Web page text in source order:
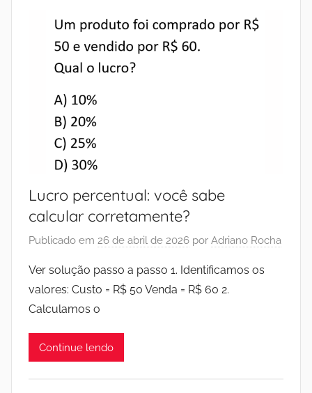
Lucro percentual: você sabe
calcular corretamente?
Publicado em 26 de abril de 2026 por Adriano Rocha
Ver solução passo a passo 1. Identificamos os
valores: Custo = R$ 50 Venda = R$ 60 2.
Calculamos o
Continue lendo